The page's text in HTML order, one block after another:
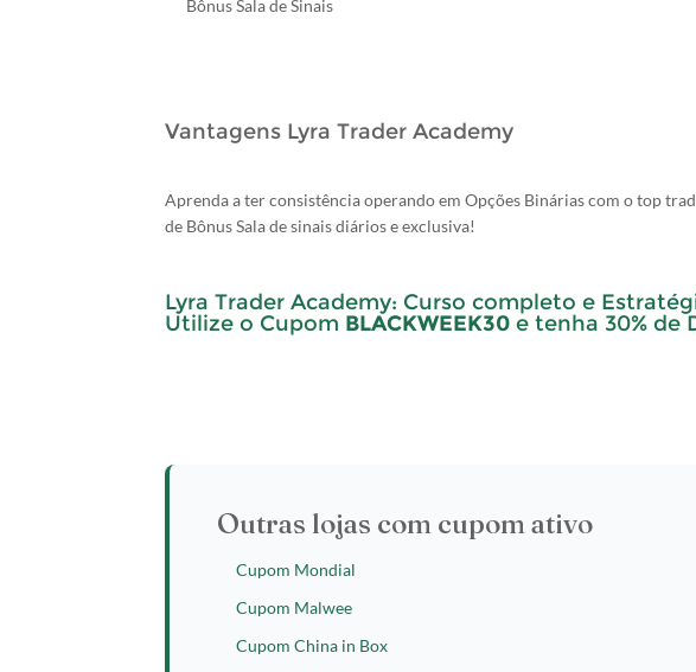
Bônus Sala de Sinais
Vantagens Lyra Trader Academy
Aprenda a ter consistência operando em Opções Binárias com o top
de Bônus Sala de sinais diários e exclusiva!
Lyra Trader Academy: Curso completo e
Utilize o Cupom BLACKWEEK30e tenha 30% de
Outras lojas com cupom ativo
Cupom Mondial
Cupom Malwee
Cupom China in Box